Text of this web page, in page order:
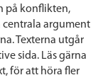
på konflikten,
centrala argument
Texterna utgår
sida. Läs gärna
för att höra fler